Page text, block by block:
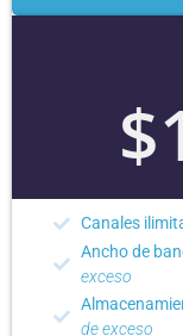
Canales
Ancho de
exceso
de exceso